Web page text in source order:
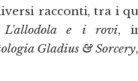
racconti, tra i
L'allodola e i rovi,
Gladius & Sorcery